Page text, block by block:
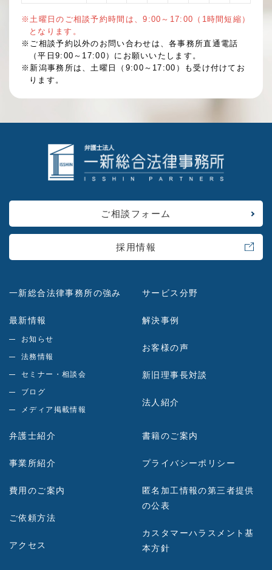
※土曜日のご相談予約時間は、9:00～17:00（1時間短縮）
となります。
※ご相談予約以外のお問い合わせは、各事務所直通電話
（平日9:00～17:00）にお願いいたします。
※新潟事務所は、土曜日（9:00～17:00）も受け付けてお
ります。
ご相談フォーム
採用情報
一新総合法律事務所の強み
最新情報
お知らせ
法務情報
セミナー・相談会
ブログ
メディア掲載情報
サービス分野
解決事例
お客様の声
新旧理事長対談
法人紹介
弁護士紹介
事業所紹介
費用のご案内
ご依頼方法
アクセス
書籍のご案内
プライバシーポリシー
匿名加工情報の第三者提供
の公表
カスタマーハラスメント基
本方針